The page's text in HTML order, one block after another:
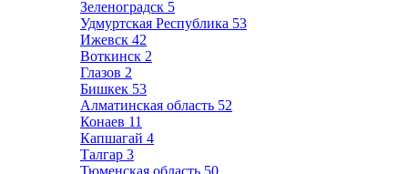
Зеленоградск 5
Удмуртская Республика 53
Ижевск 42
Воткинск 2
Глазов 2
Бишкек 53
Алматинская область 52
Конаев 11
Капшагай 4
Талгар 3
Тюменская область 50